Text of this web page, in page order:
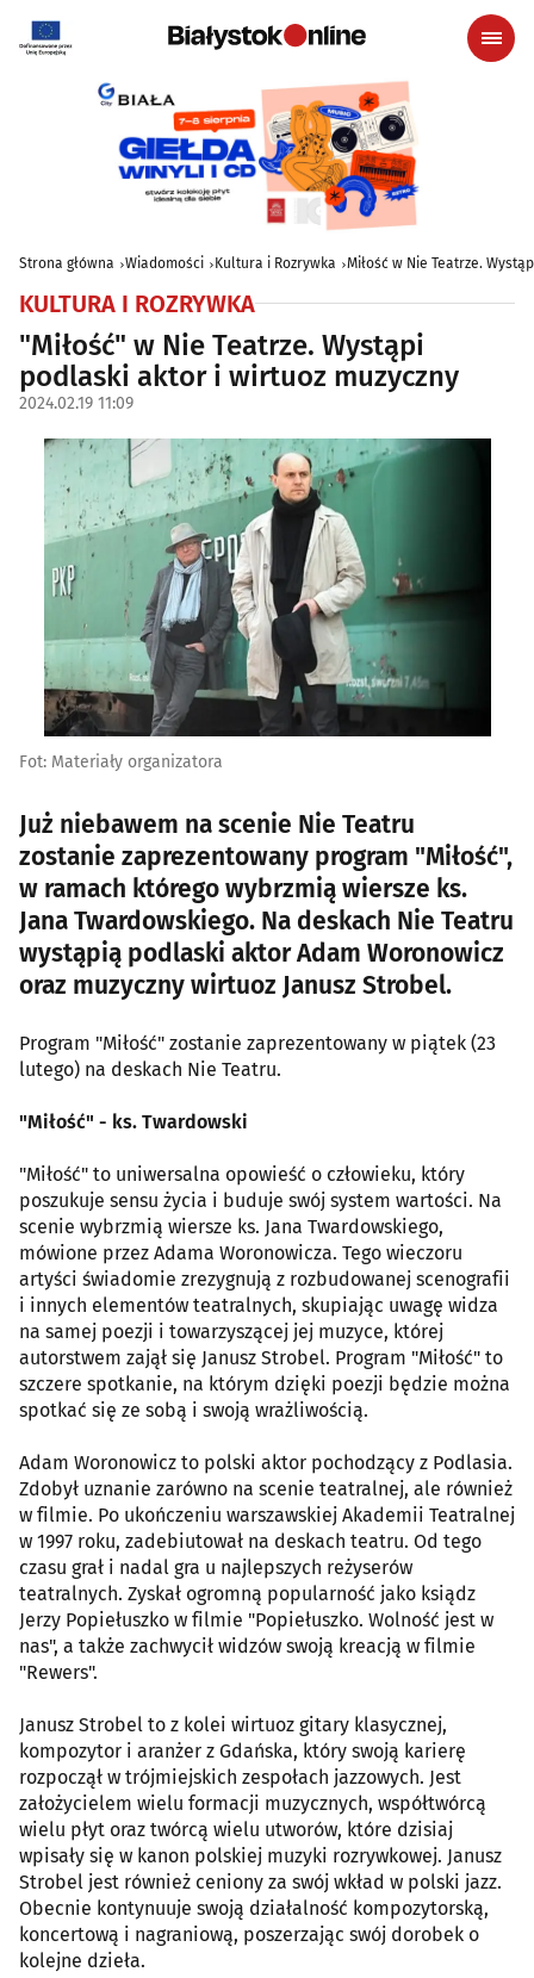
Strona główna Wiadomości Kultura i Rozrywka Miłość w Nie Teatrze.
KULTURA I ROZRYWKA
"Miłość" w Nie Teatrze. Wystąpi
podlaski aktor i wirtuoz muzyczny
2024.02.19 11:09
Fot: Materiały organizatora
Już niebawem na scenie Nie Teatru
zostanie zaprezentowany program "Miłość",
w ramach którego wybrzmią wiersze ks.
Jana Twardowskiego. Na deskach Nie Teatru
wystąpią podlaski aktor Adam Woronowicz
oraz muzyczny wirtuoz Janusz Strobel.
Program "Miłość" zostanie zaprezentowany w piątek (23
lutego) na deskach Nie Teatru.
"Miłość" - ks. Twardowski
"Miłość" to uniwersalna opowieść o człowieku, który
poszukuje sensu życia i buduje swój system wartości. Na
scenie wybrzmią wiersze ks. Jana Twardowskiego,
mówione przez Adama Woronowicza. Tego wieczoru
artyści świadomie zrezygnują z rozbudowanej scenografii
i innych elementów teatralnych, skupiając uwagę widza
na samej poezji i towarzyszącej jej muzyce, której
autorstwem zajął się Janusz Strobel. Program "Miłość" to
szczere spotkanie, na którym dzięki poezji będzie można
spotkać się ze sobą i swoją wrażliwością.
Adam Woronowicz to polski aktor pochodzący z Podlasia.
Zdobył uznanie zarówno na scenie teatralnej, ale również
w filmie. Po ukończeniu warszawskiej Akademii Teatralnej
w 1997 roku, zadebiutował na deskach teatru. Od tego
czasu grał i nadal gra u najlepszych reżyserów
teatralnych. Zyskał ogromną popularność jako ksiądz
Jerzy Popiełuszko w filmie "Popiełuszko. Wolność jest w
nas", a także zachwycił widzów swoją kreacją w filmie
"Rewers".
Janusz Strobel to z kolei wirtuoz gitary klasycznej,
kompozytor i aranżer z Gdańska, który swoją karierę
rozpoczął w trójmiejskich zespołach jazzowych. Jest
założycielem wielu formacji muzycznych, współtwórcą
wielu płyt oraz twórcą wielu utworów, które dzisiaj
wpisały się w kanon polskiej muzyki rozrywkowej. Janusz
Strobel jest również ceniony za swój wkład w polski jazz.
Obecnie kontynuuje swoją działalność kompozytorską,
koncertową i nagraniową, poszerzając swój dorobek o
kolejne dzieła.